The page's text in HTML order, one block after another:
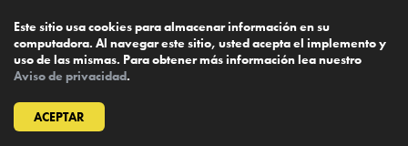
Este sitio usa cookies para almacenar información en su
computadora. Al navegar este sitio, usted acepta el implemento y
uso de las mismas. Para obtener más información lea nuestro
Aviso de privacidad.
ACEPTAR